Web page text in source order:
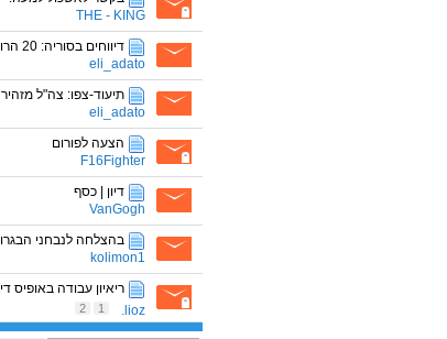
THE - KING
דיווחים בסוריה: 20 הרוגים מאש צה"ל, מאות נפצעו
eli_adato
תיעוד-צפו: צה"ל
eli_adato
הצעה לפורום
F16Fighter
דיון | כסף
VanGogh
בהצלחה לנבחני
kolimon1
ריאיון עבודה באופיס
lioz.
1
2